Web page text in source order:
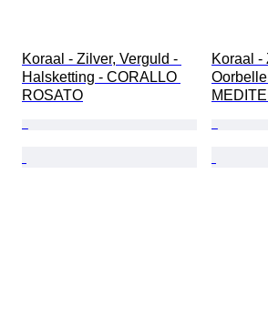
Koraal - Zilver, Verguld -
Halsketting - CORALLO
ROSATO
Koraal -